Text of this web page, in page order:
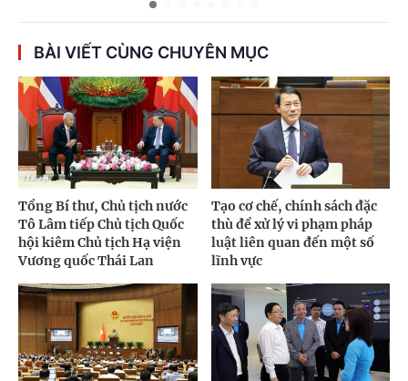
BÀI VIẾT CÙNG CHUYÊN MỤC
Tổng Bí thư, Chủ tịch nước
Tô Lâm tiếp Chủ tịch Quốc
hội kiêm Chủ tịch Hạ viện
Vương quốc Thái Lan
Tạo cơ chế, chính sách đặc
thù để xử lý vi phạm pháp
luật liên quan đến một số
lĩnh vực